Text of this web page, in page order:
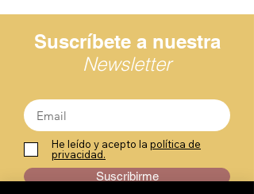
Suscríbete a nuestra
Newsletter
He leído y acepto la política de
privacidad.
Suscribirme